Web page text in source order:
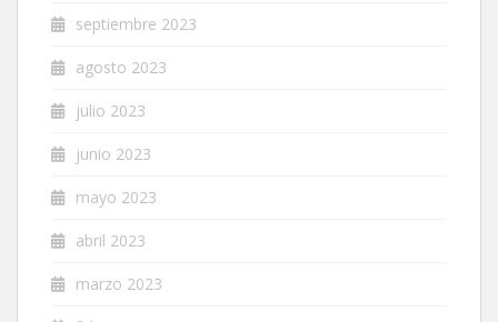
septiembre 2023
agosto 2023
julio 2023
junio 2023
mayo 2023
abril 2023
marzo 2023